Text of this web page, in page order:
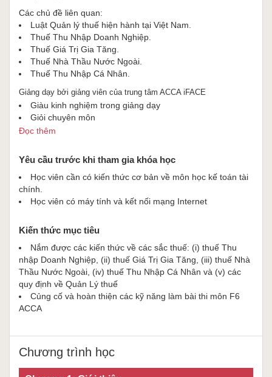
Các chủ đề liên quan:
Luật Quản lý thuế hiện hành tại Việt Nam.
Thuế Thu Nhập Doanh Nghiệp.
Thuế Giá Trị Gia Tăng.
Thuế Nhà Thầu Nước Ngoài.
Thuế Thu Nhập Cá Nhân.
Giảng dạy bởi giảng viên của trung tâm ACCA iFACE
Giàu kinh nghiệm trong giảng dạy
Giỏi chuyên môn
Làm việc tại KPMG Việt Nam
Đọc thêm
Yêu cầu trước khi tham gia khóa học
Học viên cần có kiến thức cơ bản về môn học kế toán tài
chính.
Học viên có máy tính và kết nối mạng Internet
Kiến thức mục tiêu
Nắm được các kiến thức về các sắc thuế: (i) thuế Thu
nhập Doanh Nghiệp, (ii) thuế Giá Trị Gia Tăng, (iii) thuế Nhà
Thầu Nước Ngoài, (iv) thuế Thu Nhập Cá Nhân và (v) các
quy định về Quản Lý thuế
Củng cố và hoàn thiện các kỹ năng làm bài thi môn F6
ACCA
Chương trình học